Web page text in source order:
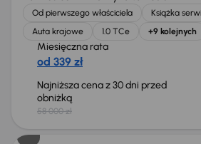
Od pierwszego właściciela
Książka
Auta krajowe
1.0 TCe +9 kolejnych
Miesięczna rata
od 339 zł
Najniższa cena z 30 dni przed
obniżką
58 000 zł
Taniej o 1 000 zł